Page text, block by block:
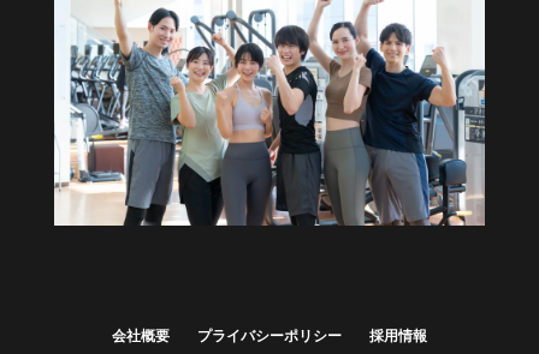
会社概要 プライバシーポリシー 採用情報